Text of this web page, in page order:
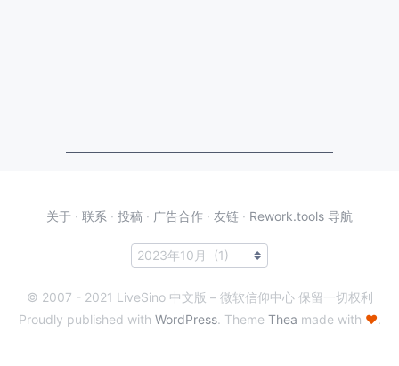
关于 · 联系 · 投稿 · 广告合作 · 友链 · Rework.tools 导航
© 2007 - 2021 LiveSino 中文版 – 微软信仰中心 保留一切权利
Proudly published with WordPress. Theme Thea made with ♥.